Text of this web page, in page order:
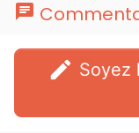
chat
edit